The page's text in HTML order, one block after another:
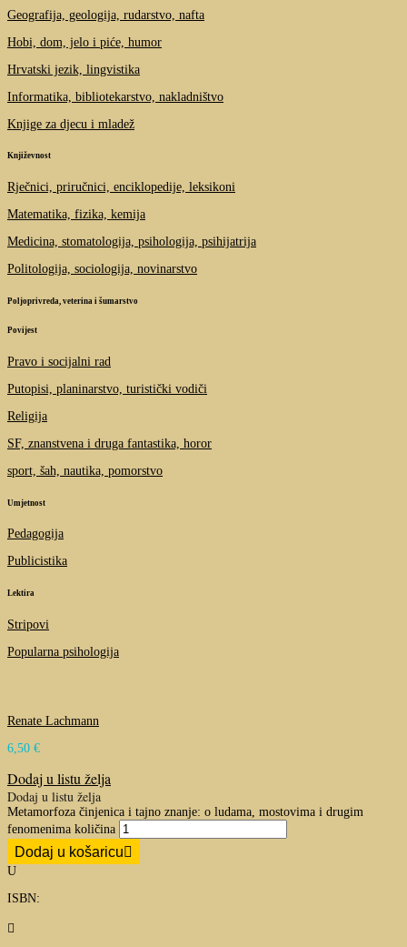
Geografija, geologija, rudarstvo, nafta
Hobi, dom, jelo i piće, humor
Hrvatski jezik, lingvistika
Informatika, bibliotekarstvo, nakladništvo
Knjige za djecu i mladež
Književnost
Rječnici, priručnici, enciklopedije, leksikoni
Matematika, fizika, kemija
Medicina, stomatologija, psihologija, psihijatrija
Politologija, sociologija, novinarstvo
Poljoprivreda, veterina i šumarstvo
Povijest
Pravo i socijalni rad
Putopisi, planinarstvo, turistički vodiči
Religija
SF, znanstvena i druga fantastika, horor
sport, šah, nautika, pomorstvo
Umjetnost
Pedagogija
Publicistika
Lektira
Stripovi
Popularna psihologija
Renate Lachmann
6,50 €
Dodaj u listu želja
Dodaj u listu želja
Metamorfoza činjenica i tajno znanje: o ludama, mostovima i drugim
fenomenima količina
Dodaj u košaricu
U
ISBN:
